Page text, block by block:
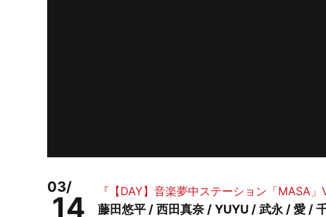
03/
14
『【DAY】音楽夢中ステーション「MASA
藤田悠平 / 西田真奈 / YUYU / 武永 / 愛 /